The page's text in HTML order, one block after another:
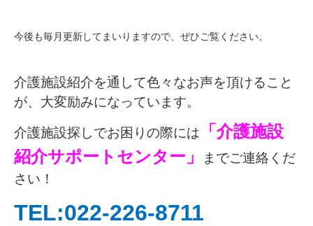
今後も毎月更新してまいりますので、ぜひご覧ください。
介護施設紹介を通して色々なお声を頂けること
が、大変励みになっています。
介護施設探しでお困りの際には
「介護施設
紹介サポートセンター」
までご連絡くだ
さい！
TEL:022-226-8711